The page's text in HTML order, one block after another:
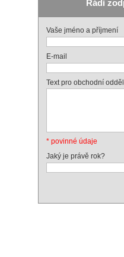
Rádi
Vaše jméno a příjmení
E-mail
Text pro obchodní
* povinné údaje
Jaký je právě rok?